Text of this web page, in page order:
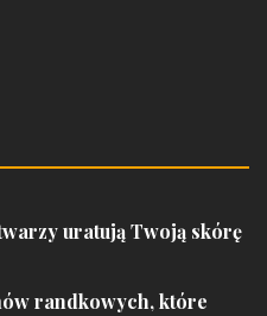
uratują Twoją skórę
randkowych, które